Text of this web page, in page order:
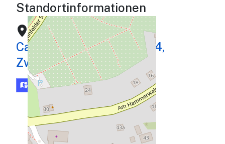
Standortinformationen
Kirche St. Franziskus,
Cainsdorfer Str. 11, 08064,
Zwickau
Karte Routenplaner